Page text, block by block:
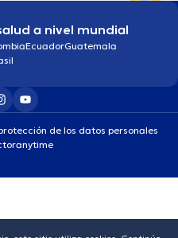
a nivel mundial
EcuadorGuatemala
de los datos personales